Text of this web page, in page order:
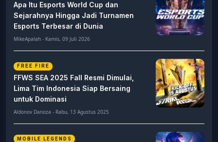
Apa Itu Esports World Cup dan
Sejarahnya Hingga Jadi Turnamen
Esports Terbesar di Dunia
MikeApalah - Kamis, 09 Juli 2026
FREE FIRE
FFWS SEA 2025 Fall Resmi Dimulai,
Lima Tim Indonesia Siap Bersaing
untuk Dominasi
Aldonov Danoza - Rabu, 13 Agustus 2025
MOBILE LEGENDS